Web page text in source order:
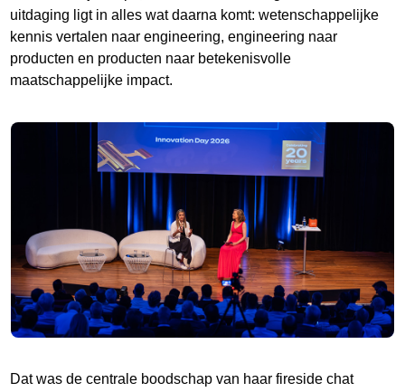
uitdaging ligt in alles wat daarna komt: wetenschappelijke
kennis vertalen naar engineering, engineering naar
producten en producten naar betekenisvolle
maatschappelijke impact.
Dat was de centrale boodschap van haar fireside chat